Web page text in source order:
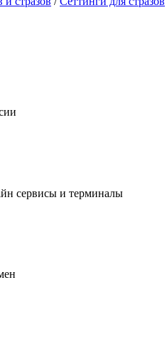
сервисы и терминалы